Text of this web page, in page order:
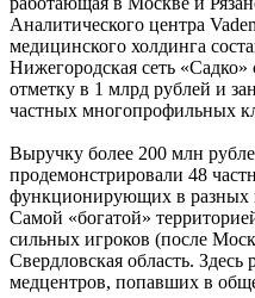
Аналитического центра
медицинского холдинга
Нижегородская сеть «Садко»
отметку в 1 млрд рублей и
частных многопрофильных
Выручку более 200 млн
продемонстрировали 48
функционирующих в разных
Самой «богатой»
сильных игроков (после
Свердловская область. Здесь
медцентров, попавших в